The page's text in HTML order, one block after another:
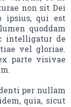
non sit Dei
ipsius, qui est
quoddam
intelligatur de
vel gloriae.
parte visivae
per nullam
quia, sicut